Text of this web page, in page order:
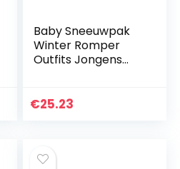
Baby Sneeuwpak
Winter Romper
Outfits Jongens
Warm Lange
€25.23